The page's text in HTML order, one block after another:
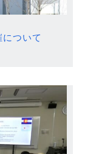
ついて